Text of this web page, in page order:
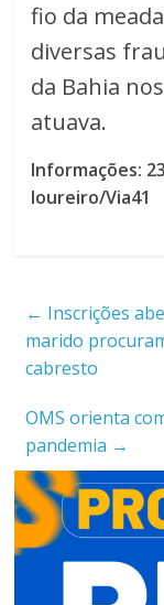
fio da
diversas
da Bahia
atuava.
Informações:
loureiro/Via41
← Inscrições
marido
cabresto
OMS orienta
pandemia →